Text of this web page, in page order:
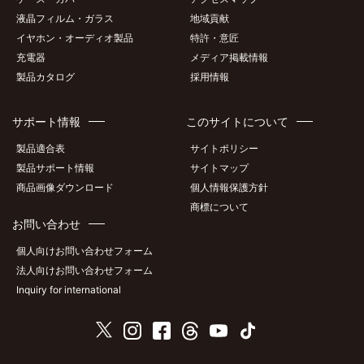
液晶フィルム・ガラス
イヤホン・オーディオ製品
充電器
製品カタログ
地域貢献
特許・意匠
メディア掲載情報
採用情報
サポート情報
製品適合表
製品サポート情報
商品画像ダウンロード
お問い合わせ
個人向けお問い合わせフォーム
法人向けお問い合わせフォーム
Inquiry for international
このサイトについて
サイトポリシー
サイトマップ
個人情報保護方針
商標について